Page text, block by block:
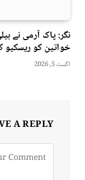
خواتین کو ریسکیو
اگست 5, 2026
A REPLY